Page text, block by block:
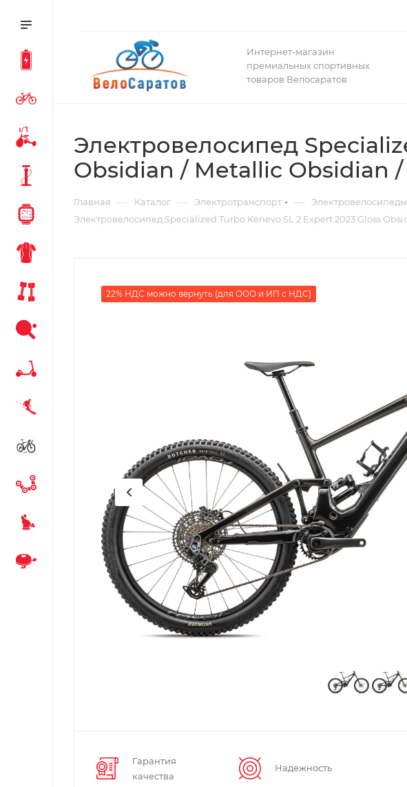
Интернет-магазин
премиальных спортивных
товаров Велосаратов
Электровелосипед
Obsidian / Metallic Obsidian /
Главная — Каталог — Электротранспорт —
Электровелосипед Specialized Turbo Kenevo SL 2 Expert 2023 Gloss
22% НДС можно вернуть (для ООО и ИП с НДС)
Гарантия
качества
Надежность